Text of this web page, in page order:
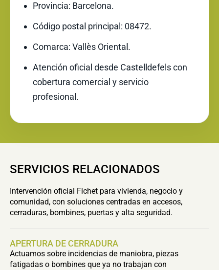
Provincia: Barcelona.
Código postal principal: 08472.
Comarca: Vallès Oriental.
Atención oficial desde Castelldefels con
cobertura comercial y servicio
profesional.
SERVICIOS RELACIONADOS
Intervención oficial Fichet para vivienda, negocio y
comunidad, con soluciones centradas en accesos,
cerraduras, bombines, puertas y alta seguridad.
APERTURA DE CERRADURA
Actuamos sobre incidencias de maniobra, piezas
fatigadas o bombines que ya no trabajan con